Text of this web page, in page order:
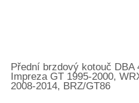
Přední brzdový kotouč DBA
Impreza GT 1995-2000,
2008-2014, BRZ/GT86